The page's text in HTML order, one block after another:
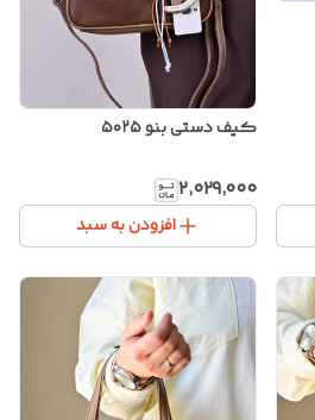
کیف دستی بنو ۵۰۲۵
۲٬۰۲۹٬۰۰۰
افزودن به سبد